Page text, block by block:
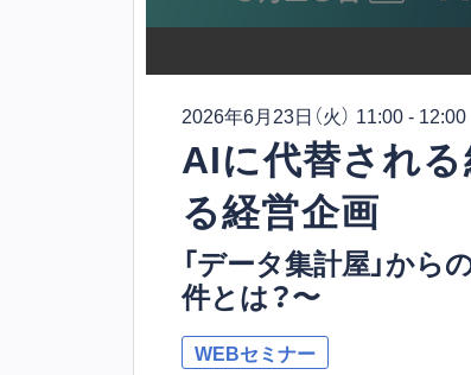
2026年6月23日 （火） 11:00 - 12:00
AIに代替される
る経営企画
「データ集計屋」か
件とは？〜
WEBセミナー